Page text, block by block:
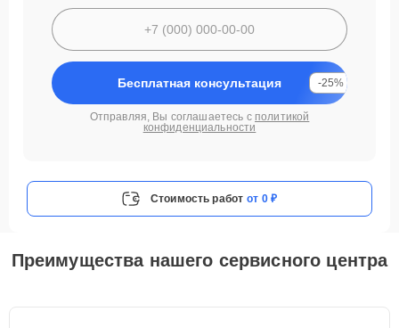
Бесплатная консультация -25%
Отправляя, Вы соглашаетесь с политикой
конфиденциальности
Стоимость работ от 0 ₽
Преимущества нашего сервисного центра